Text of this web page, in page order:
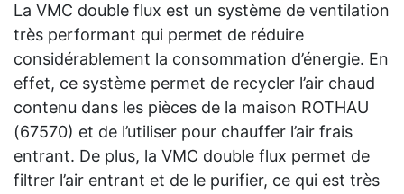
La VMC double flux est un système de ventilation
très performant qui permet de réduire
considérablement la consommation d’énergie. En
effet, ce système permet de recycler l’air chaud
contenu dans les pièces de la maison ROTHAU
(67570) et de l’utiliser pour chauffer l’air frais
entrant. De plus, la VMC double flux permet de
filtrer l’air entrant et de le purifier, ce qui est très